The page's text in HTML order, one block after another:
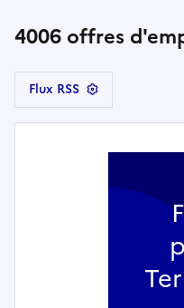
4006 offres
Flux RSS